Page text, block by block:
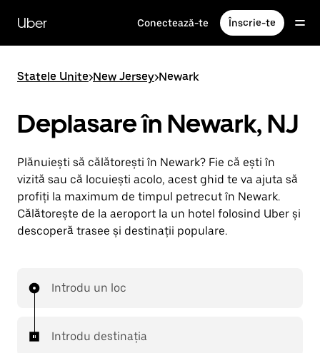
direct
conținutul
principal
Uber Conectează-te Înscrie-te
Statele Unite>New Jersey>Newark
Deplasare în Newark, NJ
Plănuiești să călătorești în Newark? Fie că ești în
vizită sau că locuiești acolo, acest ghid te va ajuta să
profiți la maximum de timpul petrecut în Newark.
Călătorește de la aeroport la un hotel folosind Uber și
descoperă trasee și destinații populare.
Introdu un loc
Introdu destinația